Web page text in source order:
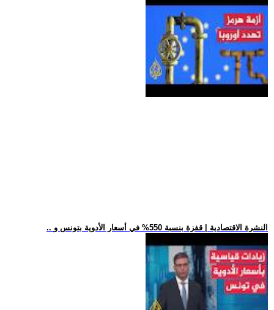
.. النشرة الاقتصادية | قفزة بنسبة 550% في أسعار الأدوية بتونس و